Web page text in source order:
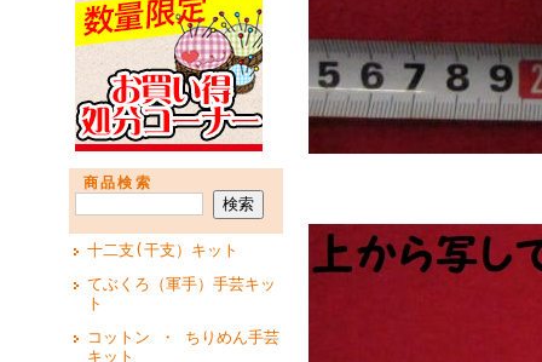
商品検索
十二支(干支）キット
てぶくろ（軍手）手芸キッ
ト
コットン ・ ちりめん手芸
キット